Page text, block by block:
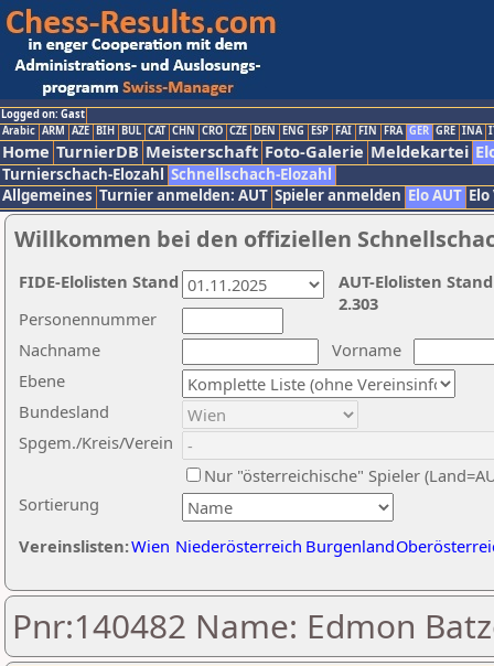
Logged on: Gast
Arabic ARM AZE BIH BUL CAT CHN CRO CZE DEN ENG ESP FAI FIN FRA GER GRE INA
Home TurnierDB Meisterschaft Foto-Galerie Meldekartei
Turnierschach-Elozahl Schnellschach-Elozahl
Allgemeines Turnier anmelden: AUT Spieler anmelden Elo AUT
Willkommen bei den offiziellen
Nachname
Vorname
Ebene
Sortierung
Personennummer
Bundesland
Spgem./Kreis/Verein
Nur "österreichische" Spieler
Vereinslisten:Wien Niederösterreich Burgenland
AUT-Elolisten
2.303
FIDE-Elolisten Stand
Pnr:140482 Name: Edmon